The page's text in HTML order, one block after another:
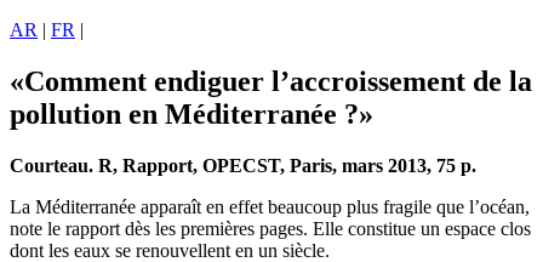
AR | FR |
«Comment endiguer l’accroissement de la
pollution en Méditerranée ?»
Courteau. R, Rapport, OPECST, Paris, mars 2013, 75 p.
La Méditerranée apparaît en effet beaucoup plus fragile que l’océan,
note le rapport dès les premières pages. Elle constitue un espace clos
dont les eaux se renouvellent en un siècle.